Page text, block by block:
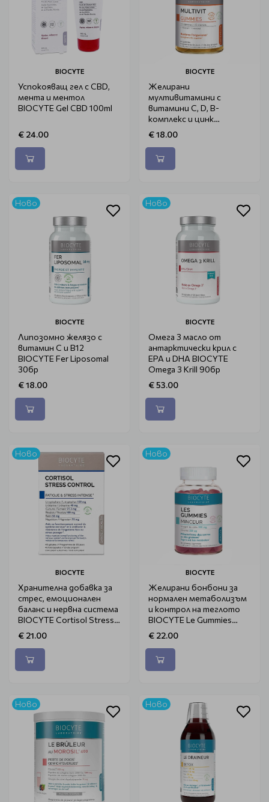
BIOCYTE
Успокояващ гел с CBD,
мента и ментол
BIOCYTE Gel CBD 100ml
€ 24.00
BIOCYTE
Желирани
мултивитамини с
витамини C, D, B-
комплекс и цинк
BIOCYTE Multivit
Gummies 60 бр.
€ 18.00
Ново
BIOCYTE
Липозомно желязо с
витамин C и B12
BIOCYTE Fer Liposomal
30бр
€ 18.00
Ново
BIOCYTE
Омега 3 масло от
антарктически крил с
EPA и DHA BIOCYTE
Omega 3 Krill 90бр
€ 53.00
Ново
BIOCYTE
Хранителна добавка за
стрес, емоционален
баланс и нервна система
BIOCYTE Cortisol Stress
Control 40бр
€ 21.00
Ново
BIOCYTE
Желирани бонбони за
нормален метаболизъм
и контрол на теглото
BIOCYTE Le Gummies
60бр
€ 22.00
Ново Ново